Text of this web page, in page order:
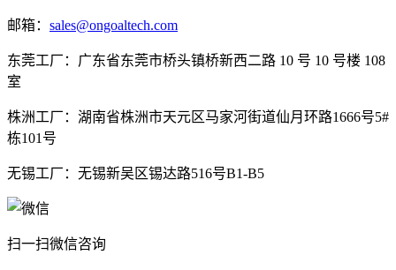
邮箱： sales@ongoaltech.com
东莞工厂：广东省东莞市桥头镇桥新西二路 10 号 10 号楼 108
室
株洲工厂：湖南省株洲市天元区马家河街道仙月环路1666号5#
栋101号
无锡工厂：无锡新吴区锡达路516号B1-B5
扫一扫微信咨询